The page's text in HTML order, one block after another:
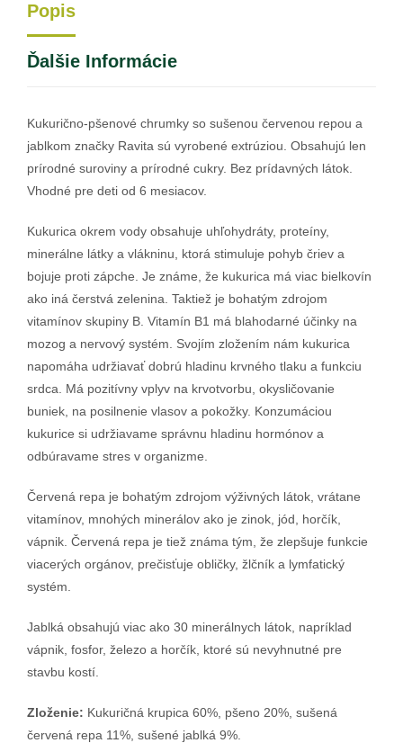
Popis
Ďalšie Informácie
Kukurično-pšenové chrumky so sušenou červenou repou a
jablkom značky Ravita sú vyrobené extrúziou. Obsahujú len
prírodné suroviny a prírodné cukry. Bez prídavných látok.
Vhodné pre deti od 6 mesiacov.
Kukurica okrem vody obsahuje uhľohydráty, proteíny,
minerálne látky a vlákninu, ktorá stimuluje pohyb čriev a
bojuje proti zápche. Je známe, že kukurica má viac bielkovín
ako iná čerstvá zelenina. Taktiež je bohatým zdrojom
vitamínov skupiny B. Vitamín B1 má blahodarné účinky na
mozog a nervový systém. Svojím zložením nám kukurica
napomáha udržiavať dobrú hladinu krvného tlaku a funkciu
srdca. Má pozitívny vplyv na krvotvorbu, okysličovanie
buniek, na posilnenie vlasov a pokožky. Konzumáciou
kukurice si udržiavame správnu hladinu hormónov a
odbúravame stres v organizme.
Červená repa je bohatým zdrojom výživných látok, vrátane
vitamínov, mnohých minerálov ako je zinok, jód, horčík,
vápnik. Červená repa je tiež známa tým, že zlepšuje funkcie
viacerých orgánov, prečisťuje obličky, žlčník a lymfatický
systém.
Jablká obsahujú viac ako 30 minerálnych látok, napríklad
vápnik, fosfor, železo a horčík, ktoré sú nevyhnutné pre
stavbu kostí.
Zloženie: Kukuričná krupica 60%, pšeno 20%, sušená
červená repa 11%, sušené jablká 9%.